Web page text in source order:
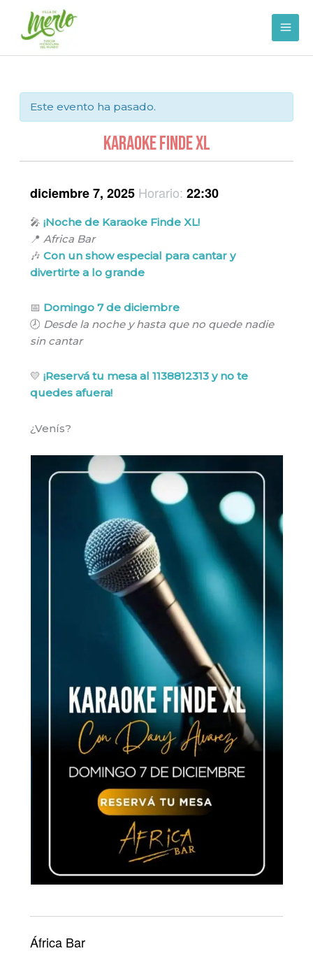
contenido
Este evento ha pasado.
KARAOKE FINDE XL
diciembre 7, 2025 Horario:22:30
🎤¡Noche de Karaoke Finde XL!
📍Africa Bar
🎶Con un show especial para cantar y
divertirte a lo grande
📅 Domingo 7 de diciembre
🕗 Desde la noche y hasta que no quede nadie
sin cantar
💛¡Reservá tu mesa al 1138812313 y no te
quedes afuera!
¿Venís?
África Bar